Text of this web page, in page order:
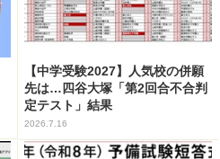
【中学受験2027】人気校の併願
先は…四谷大塚「第2回合不合判
定テスト」結果
2026.7.16